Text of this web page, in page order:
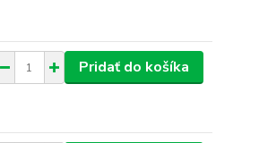
Pridať do košíka